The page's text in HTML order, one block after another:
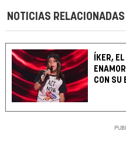
NOTICIAS RELACIONADAS
ÍKER,
CON SU